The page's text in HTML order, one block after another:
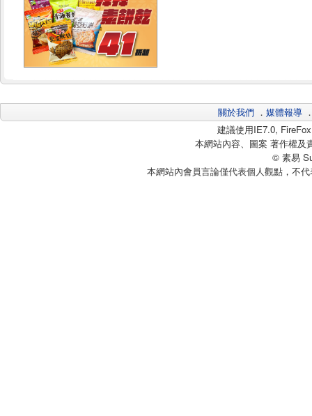
關於我們 ． 媒體報導
建議使用IE7.0,
本網站內容、圖案 著作權及
© 素易
本網站內會員言論僅代表個人觀點，不